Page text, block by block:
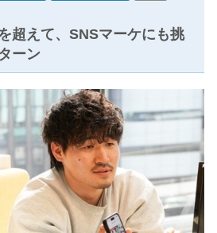
超えて、SNSマーケにも挑
ーン